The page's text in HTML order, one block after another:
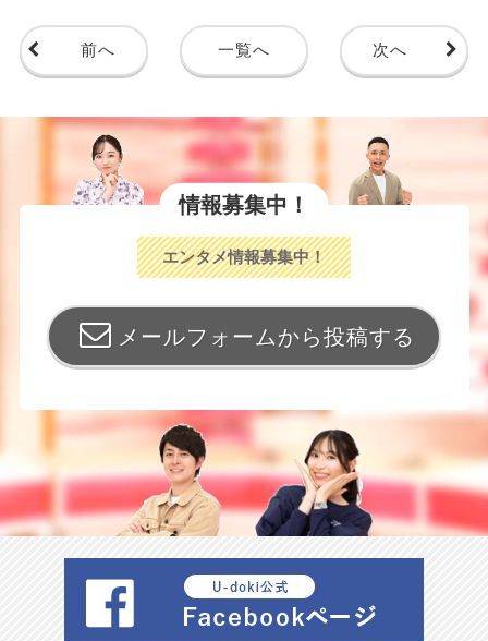
前へ 一覧へ 次へ
情報募集中！
エンタメ情報募集中！
メールフォームから投稿する